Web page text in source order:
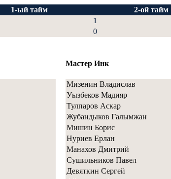
1-ый тайм 2-ой тайм
1
0
Мастер Инк
Мизенин Владислав
Уызбеков Мадияр
Тулпаров Аскар
Жубандыков Галымжан
Мишин Борис
Нуриев Ерлан
Манахов Дмитрий
Сушильников Павел
Девяткин Сергей